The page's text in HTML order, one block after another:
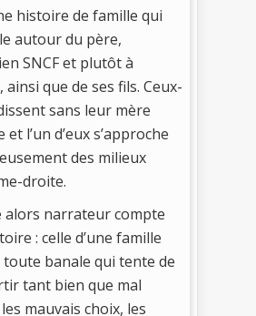
histoire de famille qui
autour du père,
SNCF et plutôt à
ainsi que de ses fils. Ceux-
sans leur mère
et l’un d’eux s’approche
des milieux
droite.
alors narrateur compte
: celle d’une famille
toute banale qui tente de
tant bien que mal
mauvais choix, les